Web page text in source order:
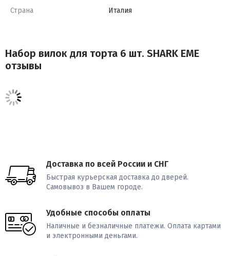
Страна Италия
Набор вилок для торта 6 шт. SHARK EME
отзывы
Доставка по всей России и СНГ
Быстрая курьерская доставка до дверей.
Самовывоз в Вашем городе.
Удобные способы оплаты
Наличные и безналичные платежи. Оплата картами
и электронными деньгами.